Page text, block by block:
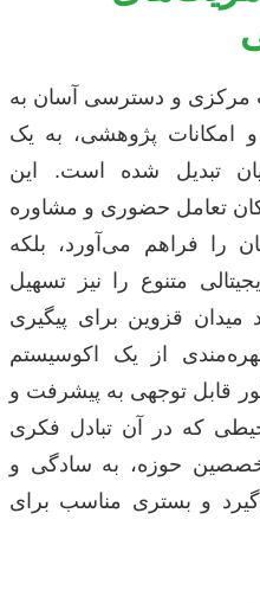
مرکزی و دسترسی آسان به
و امکانات پژوهشی، به یک
تبدیل شده است. این
تعامل حضوری و مشاوره
را فراهم می‌آورد، بلکه
متنوع را نیز تسهیل
میدان قزوین برای پیگیری
بهره‌مندی از یک اکوسیستم
قابل توجهی به پیشرفت و
که در آن تبادل فکری
حوزه، به سادگی و
و بستری مناسب برای